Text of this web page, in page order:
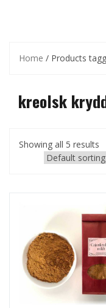
Home / Products
kreolsk
Showing all 5 results